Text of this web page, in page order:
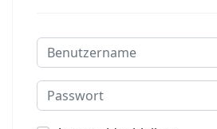
Benutzername
Passwort